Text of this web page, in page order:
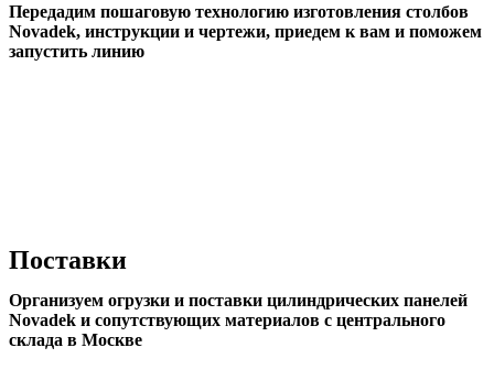
Передадим пошаговую технологию изготовления столбов
Novadek, инструкции и чертежи, приедем к вам и поможем
запустить линию
Поставки
Организуем огрузки и поставки цилиндрических панелей
Novadek и сопутствующих материалов с центрального
склада в Москве